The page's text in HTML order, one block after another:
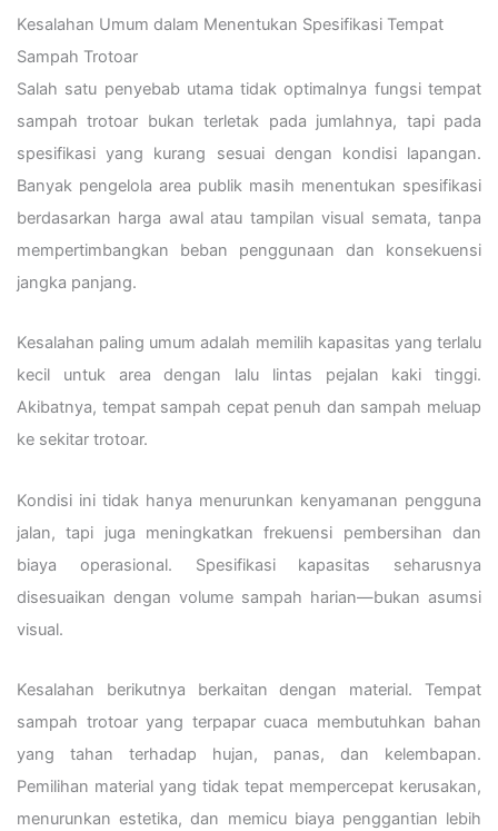
Kesalahan Umum dalam Menentukan Spesifikasi Tempat
Sampah Trotoar
Salah satu penyebab utama tidak optimalnya fungsi tempat
sampah trotoar bukan terletak pada jumlahnya, tapi pada
spesifikasi yang kurang sesuai dengan kondisi lapangan.
Banyak pengelola area publik masih menentukan spesifikasi
berdasarkan harga awal atau tampilan visual semata, tanpa
mempertimbangkan beban penggunaan dan konsekuensi
jangka panjang.
Kesalahan paling umum adalah memilih kapasitas yang terlalu
kecil untuk area dengan lalu lintas pejalan kaki tinggi.
Akibatnya, tempat sampah cepat penuh dan sampah meluap
ke sekitar trotoar.
Kondisi ini tidak hanya menurunkan kenyamanan pengguna
jalan, tapi juga meningkatkan frekuensi pembersihan dan
biaya operasional. Spesifikasi kapasitas seharusnya
disesuaikan dengan volume sampah harian—bukan asumsi
visual.
Kesalahan berikutnya berkaitan dengan material. Tempat
sampah trotoar yang terpapar cuaca membutuhkan bahan
yang tahan terhadap hujan, panas, dan kelembapan.
Pemilihan material yang tidak tepat mempercepat kerusakan,
menurunkan estetika, dan memicu biaya penggantian lebih